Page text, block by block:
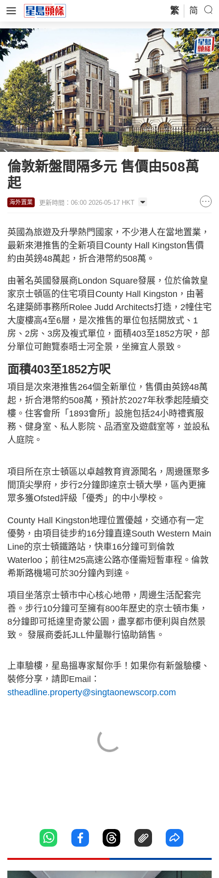
繁 简
倫敦新盤間隔多元 售價由508萬
起
海外置業 更新時間：06:00 2026-05-17 HKT
英國為旅遊及升學熱門國家，不少港人在當地置業，
最新來港推售的全新項目County Hall Kingston售價
約由英鎊48萬起，折合港幣約508萬。
由著名英國發展商London Square發展，位於倫敦皇
家京士頓區的住宅項目County Hall Kingston，由著
名建築師事務所Rolee Judd Architects打造，2幢住宅
大廈樓高4至6層，是次推售的單位包括開放式、1
房、2房、3房及複式單位，面積403至1852方呎，部
分單位可飽覽泰晤士河全景，坐擁宜人景致。
面積403至1852方呎
項目是次來港推售264個全新單位，售價由英鎊48萬
起，折合港幣約508萬，預計於2027年秋季起陸續交
樓。住客會所「1893會所」設施包括24小時禮賓服
務、健身室、私人影院、品酒室及遊戲室等，並設私
人庭院。
項目所在京士頓區以卓越教育資源聞名，周邊匯聚多
間頂尖學府，步行2分鐘即達京士頓大學，區內更擁
眾多獲Ofsted評級「優秀」的中小學校。
County Hall Kingston地理位置優越，交通亦有一定
優勢，由項目徒步約16分鐘直達South Western Main
Line的京士頓鐵路站，快車16分鐘可到倫敦
Waterloo；前往M25高速公路亦僅需短暫車程。倫敦
希斯路機場可於30分鐘內到達。
項目坐落京士頓市中心核心地帶，周邊生活配套完
善。步行10分鐘可至擁有800年歷史的京士頓市集，
8分鐘即可抵達里奇蒙公園，盡享都市便利與自然景
致。 發展商委託JLL仲量聯行協助銷售。
上車驗樓，星島搵專家幫你手！如果你有新盤驗樓、
裝修分享，請即Email：
stheadline.property@singtaonewscorp.com